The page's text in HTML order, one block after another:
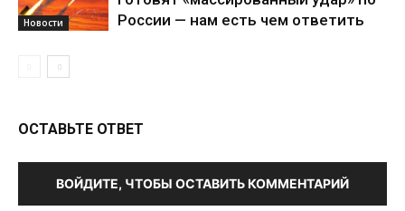
Новости
России — нам есть чем ответить
ОСТАВЬТЕ ОТВЕТ
ВОЙДИТЕ, ЧТОБЫ ОСТАВИТЬ КОММЕНТАРИЙ